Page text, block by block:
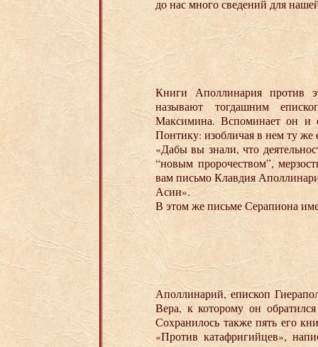
до нас много сведений для
Книги Аполлинария против
называют тогдашним
Максимина. Вспоминает он и
Понтику: изобличая в нем ту же
«Дабы вы знали, что
“новым пророчеством”,
вам письмо Клавдия
Асии».
В этом же письме Серапиона
Аполлинарий, епископ
Вера, к которому он
Сохранилось также пять его
«Против катафригийцев»,